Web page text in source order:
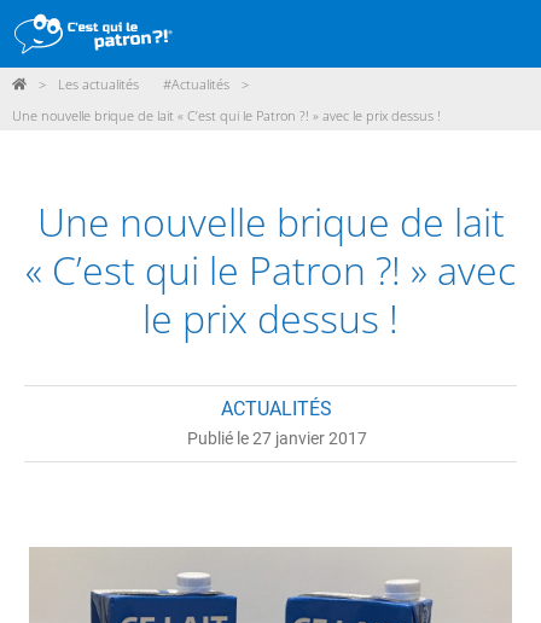
DÉMARCHE
POINTS DE VENTE
PARTICIPER
ACTUALITÉS
> Les actualités #Actualités
>
Une nouvelle brique de lait « C’est qui le Patron ?! » avec le prix dessus !
Une nouvelle brique de lait
« C’est qui le Patron ?! » avec
le prix dessus !
ACTUALITÉS
Publié le 27 janvier 2017